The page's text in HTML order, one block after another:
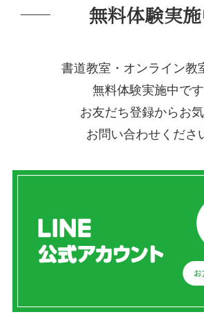
無料体験実
書道教室・オンライン教
無料体験実施中です
お友だち登録からお
お問い合わせくださ